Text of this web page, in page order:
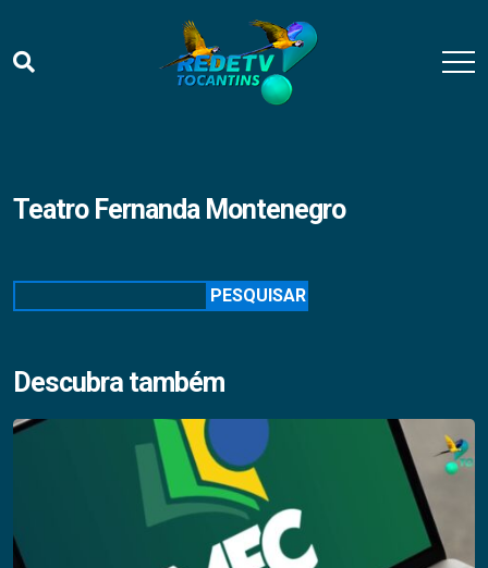
Teatro Fernanda Montenegro
PESQUISAR
Descubra também